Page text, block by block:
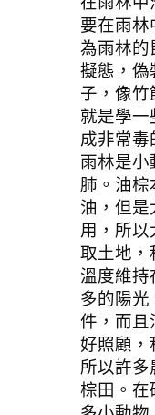
要在雨林
為雨林的
擬態，偽
子，像
就是學
成非常毒
雨林是
肺。油棕
油，但是
用，所
取土地，
溫度維
多的陽
件，而且
好照顧，
所以許多
棕田。在